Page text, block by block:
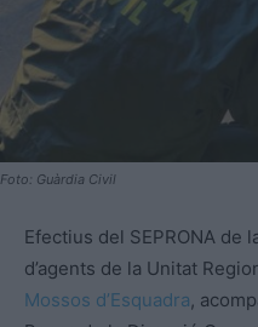
Foto: Guàrdia Civil
Efectius del SEPRONA de
d’agents de la Unitat
Mossos d’Esquadra,